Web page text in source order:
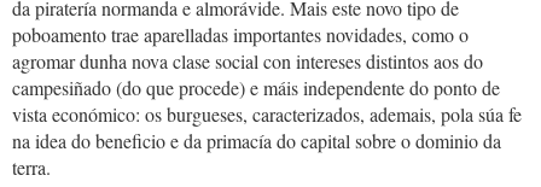
da piratería normanda e almorávide. Mais este novo tipo de
poboamento trae aparelladas importantes novidades, como o
agromar dunha nova clase social con intereses distintos aos do
campesiñado (do que procede) e máis independente do ponto de
vista económico: os burgueses, caracterizados, ademais, pola súa fe
na idea do beneficio e da primacía do capital sobre o dominio da
terra.